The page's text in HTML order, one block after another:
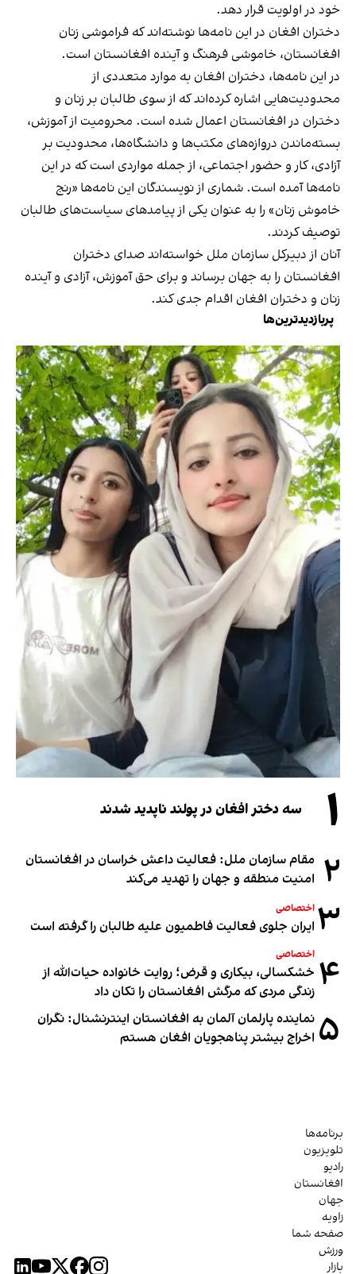
خود در اولویت قرار دهد.
دختران افغان در این نامه‌ها نوشته‌اند که فراموشی زنان
افغانستان، خاموشی فرهنگ و آینده افغانستان است.
در این نامه‌ها، دختران افغان به موارد متعددی از
محدودیت‌هایی اشاره کرده‌اند که از سوی طالبان بر زنان و
دختران در افغانستان اعمال شده است. محرومیت از آموزش،
بسته‌ماندن دروازه‌های مکتب‌ها و دانشگاه‌ها، محدودیت بر
آزادی، کار و حضور اجتماعی، از جمله مواردی است که در این
نامه‌ها آمده است. شماری از نویسندگان این نامه‌ها «رنج
خاموش زنان» را به عنوان یکی از پیامدهای سیاست‌های طالبان
توصیف کردند.
آنان از دبیرکل سازمان ملل خواسته‌اند صدای دختران
افغانستان را به جهان برساند و برای حق آموزش، آزادی و آینده
زنان و دختران افغان اقدام جدی کند.
پربازدیدترین‌ها
۱ سه دختر افغان در پولند ناپدید شدند
۲ مقام سازمان ملل: فعالیت داعش خراسان در افغانستان
امنیت منطقه و جهان را تهدید می‌کند
۳ اختصاصی
ایران جلوی فعالیت فاطمیون علیه طالبان را گرفته است
۴ اختصاصی
خشکسالی، بیکاری و قرض؛ روایت خانواده حیات‌الله از
زندگی مردی که مرگش افغانستان را تکان داد
۵ نماینده پارلمان آلمان به افغانستان اینترنشنال: نگران
اخراج بیشتر پناهجویان افغان هستم
برنامه‌ها
تلویزیون
رادیو
افغانستان
جهان
زاویه
صفحه شما
ورزش
بازار